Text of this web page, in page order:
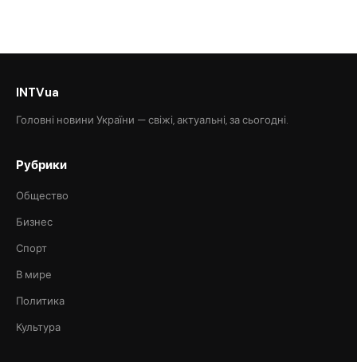
INTVua
Головні новини України — свіжі, актуальні, за сьогодні.
Рубрики
Общество
Бизнес
Спорт
В мире
Политика
Культура